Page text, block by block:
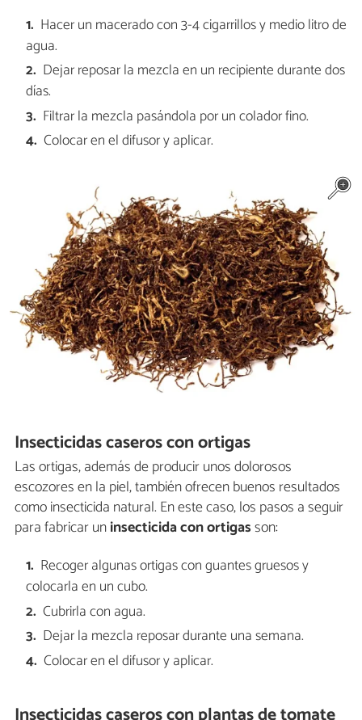
Hacer un macerado con 3-4 cigarrillos y medio litro de
agua.
Dejar reposar la mezcla en un recipiente durante dos
días.
Filtrar la mezcla pasándola por un colador fino.
Colocar en el difusor y aplicar.
Insecticidas caseros con ortigas
Las ortigas, además de producir unos dolorosos
escozores en la piel, también ofrecen buenos resultados
como insecticida natural. En este caso, los pasos a seguir
para fabricar uninsecticida con ortigasson:
Recoger algunas ortigas con guantes gruesos y
colocarla en un cubo.
Cubrirla con agua.
Dejar la mezcla reposar durante una semana.
Colocar en el difusor y aplicar.